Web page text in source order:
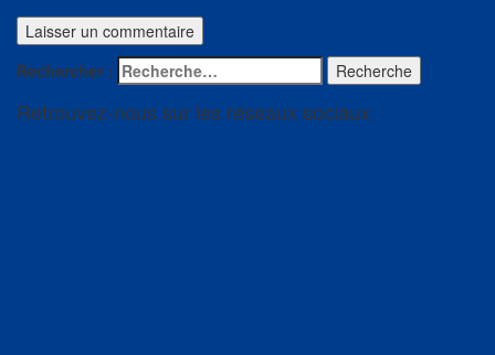
Rechercher : Recherche
Retrouvez-nous sur les réseaux sociaux